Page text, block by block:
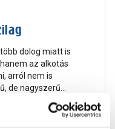
dolog miatt is
az alkotás
arról nem is
de nagyszerű
bemutatjuk a
mellett